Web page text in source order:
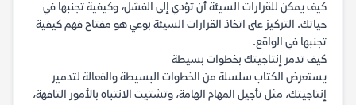
كيف يمكن للقرارات السيئة أن تؤدي إلى الفشل، وكيفية تجنبها في
حياتك. التركيز على اتخاذ القرارات السيئة بوعي هو مفتاح فهم كيفية
تجنبها في الواقع.
كيف تدمر إنتاجيتك بخطوات بسيطة
يستعرض الكتاب سلسلة من الخطوات البسيطة والفعالة لتدمير
إنتاجيتك، مثل تأجيل المهام الهامة، وتشتيت الانتباه بالأمور التافهة،